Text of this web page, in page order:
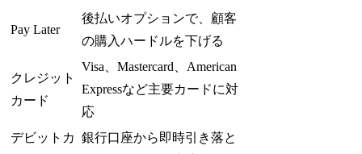
Pay Later
後払いオプションで、顧客
の購入ハードルを下げる
クレジット
カード
Visa、Mastercard、American
Expressなど主要カードに対
応
デビットカ 銀行口座から即時引き落と